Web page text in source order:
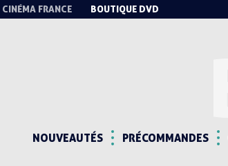
CINÉMA FRANCE BOUTIQUE DVD
NOUVEAUTÉS PRÉCOMMANDES